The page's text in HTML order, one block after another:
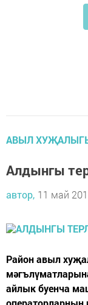
АВЫЛ
Алдынгы
автор, 11 май
Район авыл
айлык буенча